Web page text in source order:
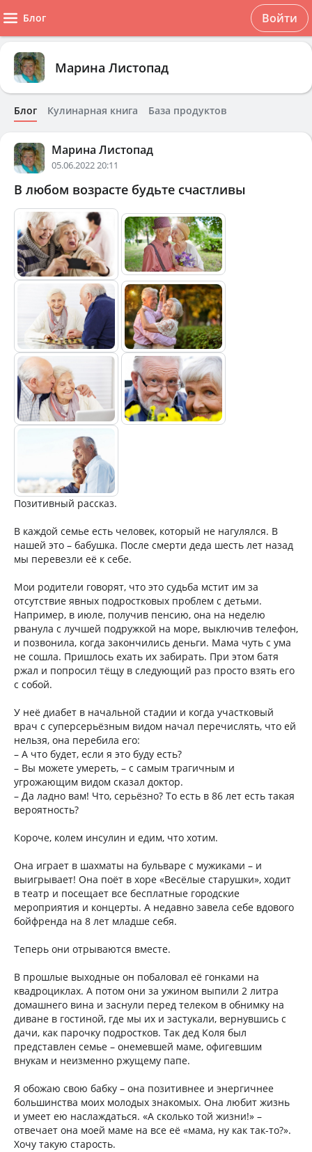
Блог Войти
Марина Листопад
Блог Кулинарная книга База продуктов
Марина Листопад
05.06.2022 20:11
В любом возрасте будьте счастливы
Позитивный рассказ.
В каждой семье есть человек, который не нагулялся. В
нашей это – бабушка. После смерти деда шесть лет назад
мы перевезли её к себе.
Мои родители говорят, что это судьба мстит им за
отсутствие явных подростковых проблем с детьми.
Например, в июле, получив пенсию, она на неделю
рванула с лучшей подружкой на море, выключив телефон,
и позвонила, когда закончились деньги. Мама чуть с ума
не сошла. Пришлось ехать их забирать. При этом батя
ржал и попросил тёщу в следующий раз просто взять его
с собой.
У неё диабет в начальной стадии и когда участковый
врач с суперсерьёзным видом начал перечислять, что ей
нельзя, она перебила его:
– А что будет, если я это буду есть?
– Вы можете умереть, – с самым трагичным и
угрожающим видом сказал доктор.
– Да ладно вам! Что, серьёзно? То есть в 86 лет есть такая
вероятность?
Короче, колем инсулин и едим, что хотим.
Она играет в шахматы на бульваре с мужиками – и
выигрывает! Она поёт в хоре «Весёлые старушки», ходит
в театр и посещает все бесплатные городские
мероприятия и концерты. А недавно завела себе вдового
бойфренда на 8 лет младше себя.
Теперь они отрываются вместе.
В прошлые выходные он побаловал её гонками на
квадроциклах. А потом они за ужином выпили 2 литра
домашнего вина и заснули перед телеком в обнимку на
диване в гостиной, где мы их и застукали, вернувшись с
дачи, как парочку подростков. Так дед Коля был
представлен семье – онемевшей маме, офигевшим
внукам и неизменно ржущему папе.
Я обожаю свою бабку – она позитивнее и энергичнее
большинства моих молодых знакомых. Она любит жизнь
и умеет ею наслаждаться. «А сколько той жизни!» –
отвечает она моей маме на все её «мама, ну как так-то?».
Хочу такую старость.